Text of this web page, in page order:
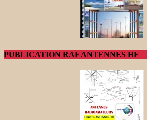
PUBLICATION RAF ANTENNES HF